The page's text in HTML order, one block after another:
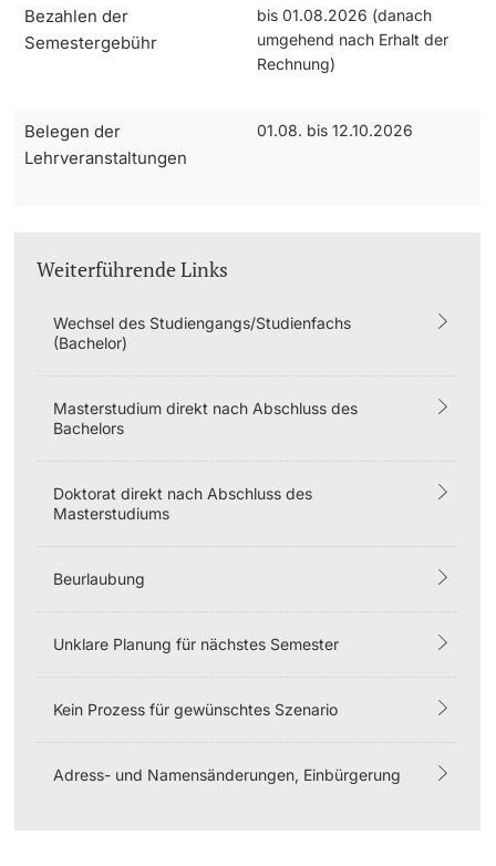
Studienfinanzierung
Soziales & Gesundheit
Inklusive Universität
Koordinationsstelle für Geflüchtete
Langes Studium
Digitales Lernen
Sprachenzentrum
Universitätsbibliothek Basel
Bezahlen der
Semestergebühr
bis 01.08.2026 (danach
umgehend nach Erhalt der
Rechnung)
Belegen der
Lehrveranstaltungen
01.08. bis 12.10.2026
Weiterführende Links
Wechsel des Studiengangs/Studienfachs
(Bachelor)
Masterstudium direkt nach Abschluss des
Bachelors
Doktorat direkt nach Abschluss des
Masterstudiums
Beurlaubung
Unklare Planung für nächstes Semester
Kein Prozess für gewünschtes Szenario
Adress- und Namensänderungen, Einbürgerung